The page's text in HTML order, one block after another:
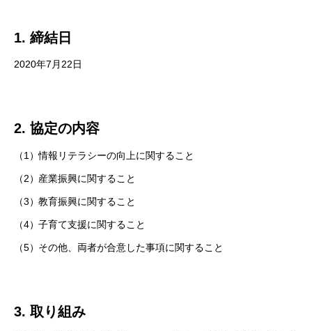
1. 締結日
2020年7月22日
2. 協定の内容
（1）情報リテラシーの向上に関すること
（2） 産業振興に関すること
（3）教育振興に関すること
（4）子育て支援に関すること
（5） その他、両者が合意した事項に関すること
3. 取り組み